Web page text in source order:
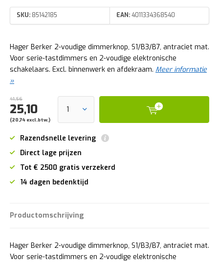
SKU: 85142185 EAN:4011334368540
Hager Berker 2-voudige dimmerknop, S1/B3/B7, antraciet mat.
Voor serie-tastdimmers en 2-voudige elektronische
schakelaars. Excl. binnenwerk en afdekraam. Meer informatie
»
41,56
25,10
(20,74 excl.btw.)
Razendsnelle levering
Direct lage prijzen
Tot € 2500 gratis verzekerd
14 dagen bedenktijd
Productomschrijving
Hager Berker 2-voudige dimmerknop, S1/B3/B7, antraciet mat.
Voor serie-tastdimmers en 2-voudige elektronische